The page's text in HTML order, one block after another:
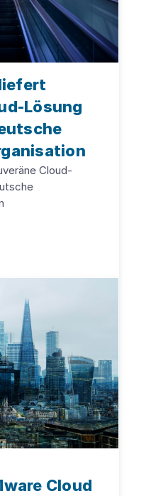
Lösung
Cloud-
Cloud